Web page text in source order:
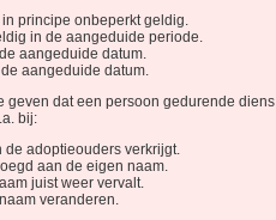
principe onbeperkt geldig.
in de aangeduide periode.
aangeduide datum.
aangeduide datum.
geven dat een persoon gedurende diens
bij:
de adoptieouders verkrijgt.
aan de eigen naam.
juist weer vervalt.
veranderen.